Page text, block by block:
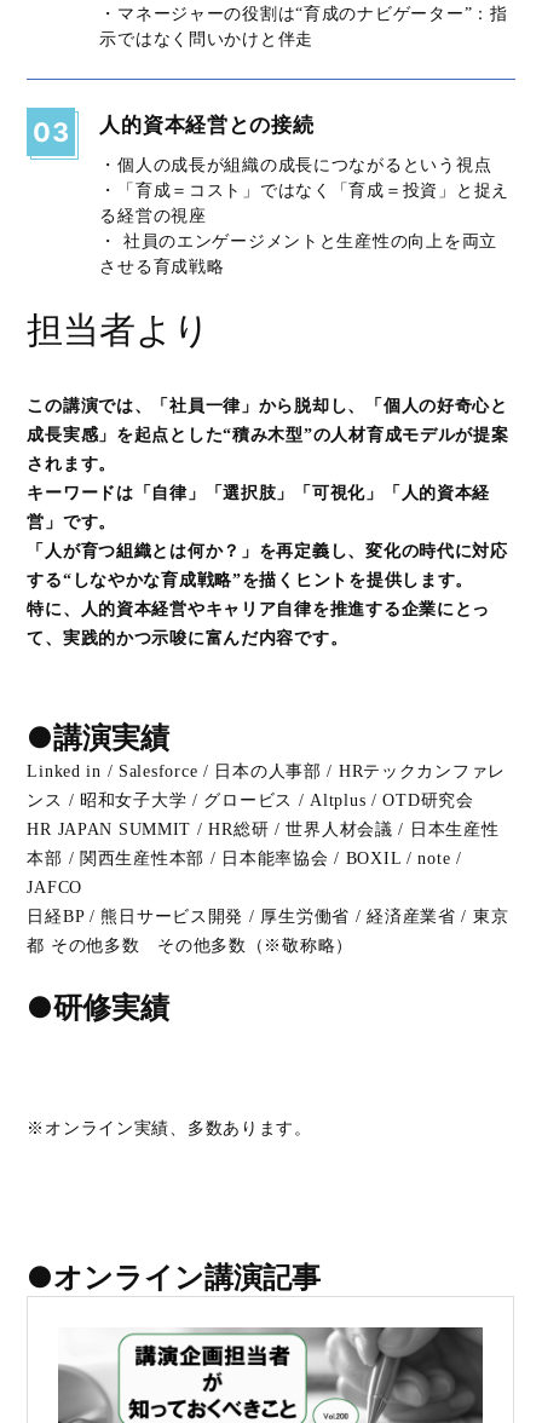
・マネージャーの役割は“育成のナビゲーター”：指
示ではなく問いかけと伴走
03 人的資本経営との接続
・個人の成長が組織の成長につながるという視点
・「育成＝コスト」ではなく「育成＝投資」と捉え
る経営の視座
・ 社員のエンゲージメントと生産性の向上を両立
させる育成戦略
担当者より
この講演では、「社員一律」から脱却し、「個人の好奇心と
成長実感」を起点とした“積み木型”の人材育成モデルが提案
されます。
キーワードは「自律」「選択肢」「可視化」「人的資本経
営」です。
「人が育つ組織とは何か？」を再定義し、変化の時代に対応
する“しなやかな育成戦略”を描くヒントを提供します。
特に、人的資本経営やキャリア自律を推進する企業にとっ
て、実践的かつ示唆に富んだ内容です。
●講演実績
Linked in / Salesforce / 日本の人事部 / HRテックカンファレ
ンス / 昭和女子大学 / グロービス / Altplus / OTD研究会
HR JAPAN SUMMIT / HR総研 / 世界人材会議 / 日本生産性
本部 / 関西生産性本部 / 日本能率協会 / BOXIL / note /
JAFCO
日経BP / 熊日サービス開発 / 厚生労働省 / 経済産業省 / 東京
都 その他多数 その他多数（※敬称略）
●研修実績
※オンライン実績、多数あります。
●オンライン講演記事